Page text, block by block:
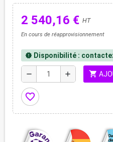
2 540,16 € HT
En cours de réapprovisionnement
new_releases Disponibilité :
remove add shopping_cart
favorite_border